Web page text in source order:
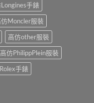
手錶
仿Moncler服裝
高仿other服裝
高仿PhilippPlein服裝
手錶